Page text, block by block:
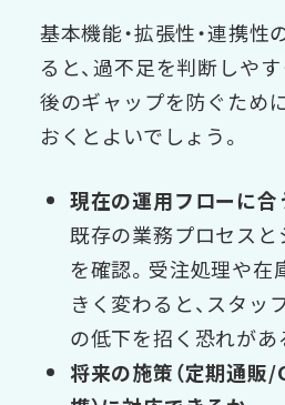
基本機能・拡張性・連携
ると、過不足を判断しや
後のギャップを防ぐため
おくとよいでしょう。
現在の運用フローに合
既存の業務プロセス
を確認。受注処理や在
きく変わると、スタッ
の低下を招く恐れがあ
将来の施策（定期通販